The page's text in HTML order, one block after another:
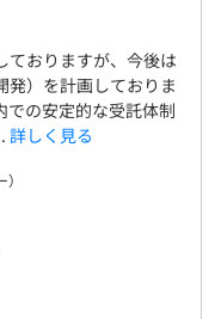
ておりますが、今後は
発）を計画しておりま
での安定的な受託体制
詳しく見る